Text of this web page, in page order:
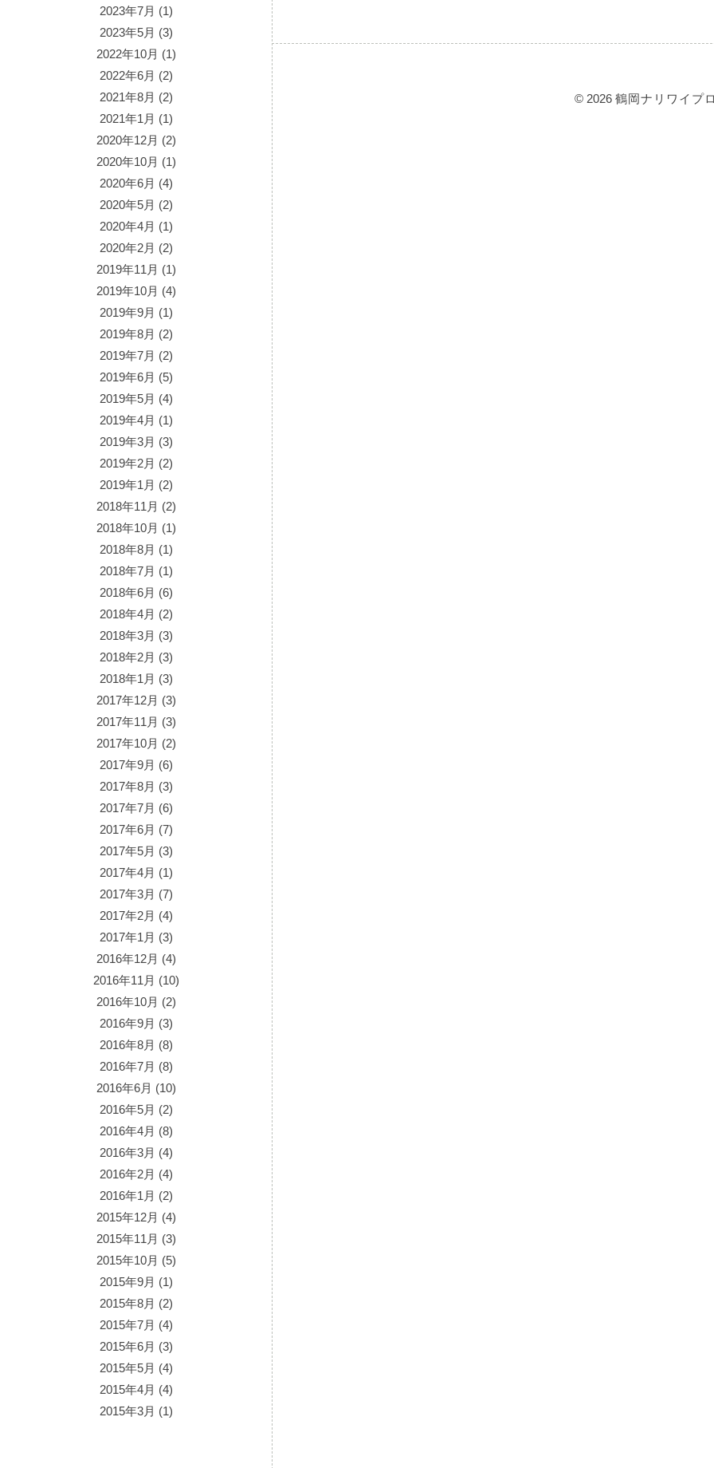
2023年7月 (1)
2023年5月 (3)
2022年10月 (1)
2022年6月 (2)
2021年8月 (2)
2021年1月 (1)
2020年12月 (2)
2020年10月 (1)
2020年6月 (4)
2020年5月 (2)
2020年4月 (1)
2020年2月 (2)
2019年11月 (1)
2019年10月 (4)
2019年9月 (1)
2019年8月 (2)
2019年7月 (2)
2019年6月 (5)
2019年5月 (4)
2019年4月 (1)
2019年3月 (3)
2019年2月 (2)
2019年1月 (2)
2018年11月 (2)
2018年10月 (1)
2018年8月 (1)
2018年7月 (1)
2018年6月 (6)
2018年4月 (2)
2018年3月 (3)
2018年2月 (3)
2018年1月 (3)
2017年12月 (3)
2017年11月 (3)
2017年10月 (2)
2017年9月 (6)
2017年8月 (3)
2017年7月 (6)
2017年6月 (7)
2017年5月 (3)
2017年4月 (1)
2017年3月 (7)
2017年2月 (4)
2017年1月 (3)
2016年12月 (4)
2016年11月 (10)
2016年10月 (2)
2016年9月 (3)
2016年8月 (8)
2016年7月 (8)
2016年6月 (10)
2016年5月 (2)
2016年4月 (8)
2016年3月 (4)
2016年2月 (4)
2016年1月 (2)
2015年12月 (4)
2015年11月 (3)
2015年10月 (5)
2015年9月 (1)
2015年8月 (2)
2015年7月 (4)
2015年6月 (3)
2015年5月 (4)
2015年4月 (4)
2015年3月 (1)
© 2026鶴岡ナリワイプ